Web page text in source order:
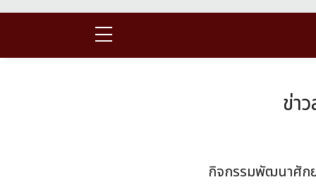
ข่า
กิจกรรมพัฒนาศัก